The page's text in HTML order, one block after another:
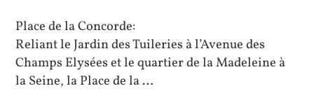
Place de la Concorde:
Reliant le Jardin des Tuileries à l’Avenue des
Champs Elysées et le quartier de la Madeleine à
la Seine, la Place de la …